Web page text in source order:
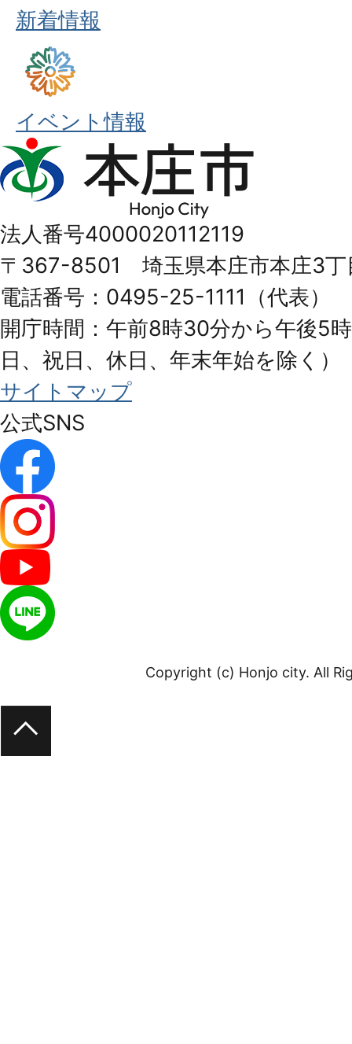
新着情報
イベント情報
本
庄
Honjo
City
法人番号4000020112119
〒367-8501 埼玉県本庄市本庄3丁
電話番号：0495-25-1111（代表）
開庁時間：午前8時30分から午後5
日、祝日、休日、年末年始を除く）
サイトマップ
公式SNS
Copyright (c) Honjo city. All